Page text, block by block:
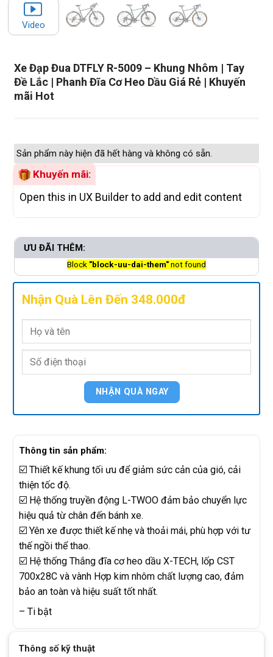
Xe Đạp Đua DTFLY R-5009 – Khung Nhôm | Tay
Đề Lắc | Phanh Đĩa Cơ Heo Dầu Giá Rẻ | Khuyến
mãi Hot
Video
Sản phẩm này hiện đã hết hàng và không có sẵn.
Khuyến mãi:
Open this in UX Builder to add and edit content
ƯU ĐÃI THÊM:
Block "block-uu-dai-them"not found
Nhận Quà Lên Đến 348.000đ
Thông tin sản phẩm:
☑️ Thiết kế khung tối ưu để giảm sức cản của gió, cải
thiện tốc độ.
☑️ Hệ thống truyền động L-TWOO đảm bảo chuyển lực
hiệu quả từ chân đến bánh xe.
☑️ Yên xe được thiết kế nhẹ và thoải mái, phù hợp với tư
thế ngồi thể thao.
☑️ Hệ thống Thắng đĩa cơ heo dầu X-TECH, lốp CST
700x28C và vành Hợp kim nhôm chất lượng cao, đảm
bảo an toàn và hiệu suất tốt nhất.
– Ti bật
Thông số kỹ thuật